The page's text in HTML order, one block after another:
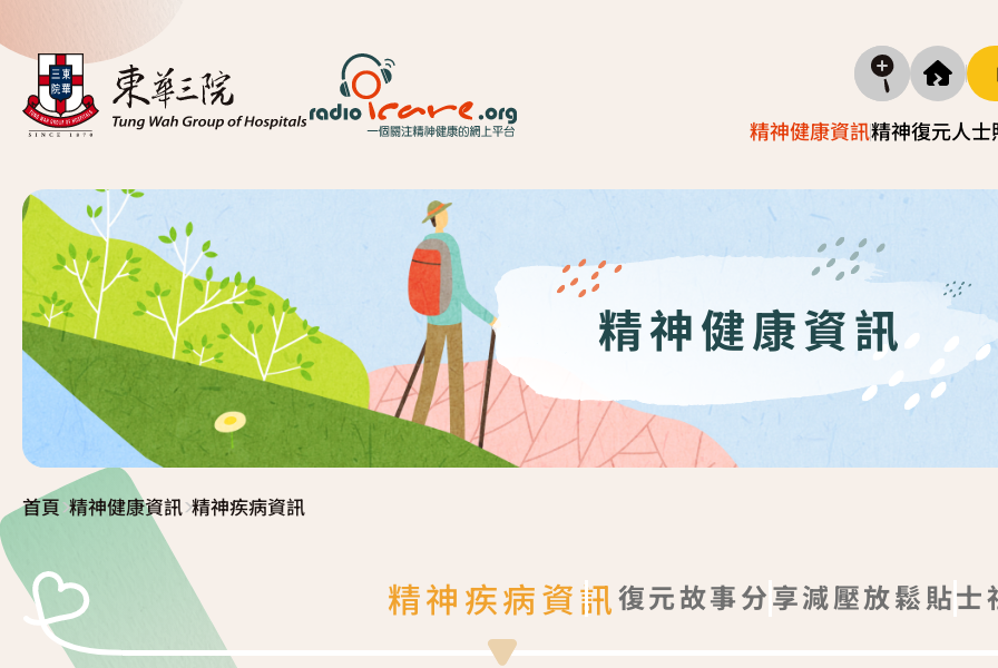
精神健康資訊
精神疾病資訊
復元故事分享
減壓放鬆貼士
社區資源
精神復元人
照顧
照顧者自
照顧者
「歇一歇」
首頁
關於我們
精神健康資訊
精神疾病資訊
復元故事分享
減壓放鬆貼士
社區資源
東華心靈幹線
服務日程表
「心聆嚮導」免費輔導計劃
精神復元人士照顧者資源庫
精神健康資訊
首頁>精神健康資訊>精神疾病資訊
精神疾病資訊復元故事分享減壓放鬆貼士